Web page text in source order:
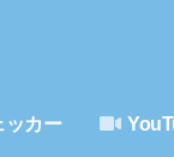
ッカー